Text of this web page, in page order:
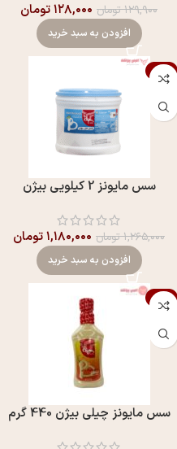
۱۲۹,۹۰۰تومان ۱۲۸,۰۰۰تومان
افزودن به سبد خرید
-7%
سس مايونز 2 کیلویی بيژن
۱,۲۶۵,۰۰۰تومان ۱,۱۸۰,۰۰۰تومان
افزودن به سبد خرید
-6%
سس مايونز چیلی بيژن 440 گرم